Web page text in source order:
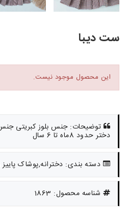
ست دیبا
این محصول موجود نیست.
توضیحات: جنس بلوز کبریتی
دختر حدود 8ماه تا 6 سال
دسته بندی: دخترانه,پوشاک
شناسه محصول: 1863